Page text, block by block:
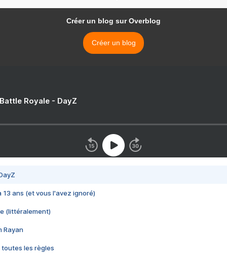
Créer un blog sur Overblog
Créer un blog
Royale - DayZ
13 ans (et vous l'avez ignoré)
(littéralement)
Rayan
toutes les règles